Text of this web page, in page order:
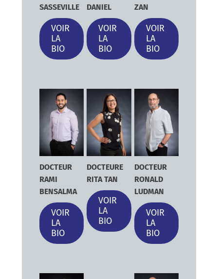
SASSEVILLE
VOIR
LA
BIO
DANIEL
VOIR
LA
BIO
ZAN
VOIR
LA
BIO
DOCTEUR
RAMI
BENSALMA
VOIR
LA
BIO
DOCTEURE
RITA TAN
VOIR
LA
BIO
DOCTEUR
RONALD
LUDMAN
VOIR
LA
BIO